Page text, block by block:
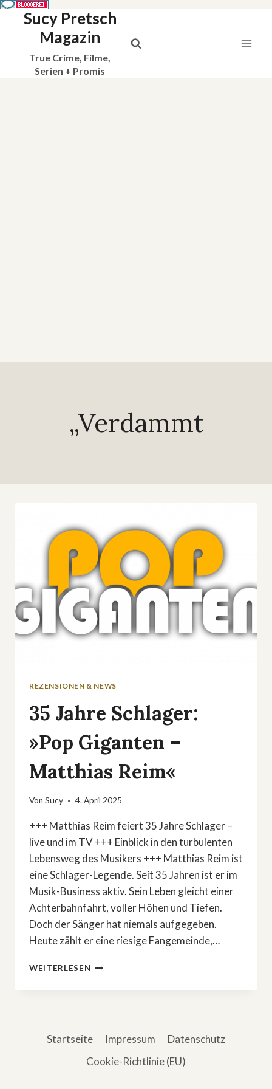
Sucy Pretsch
Magazin
True Crime, Filme,
Serien + Promis
„Verdammt
REZENSIONEN & NEWS
35 Jahre Schlager:
»Pop Giganten –
Matthias Reim«
Von Sucy 4. April 2025
+++ Matthias Reim feiert 35 Jahre Schlager –
live und im TV +++ Einblick in den turbulenten
Lebensweg des Musikers +++ Matthias Reim ist
eine Schlager-Legende. Seit 35 Jahren ist er im
Musik-Business aktiv. Sein Leben gleicht einer
Achterbahnfahrt, voller Höhen und Tiefen.
Doch der Sänger hat niemals aufgegeben.
Heute zählt er eine riesige Fangemeinde,…
WEITERLESEN
SCHLAGER:
MATTHIAS
Startseite Impressum
Datenschutz
Cookie-Richtlinie (EU)